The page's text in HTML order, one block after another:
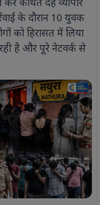
कर कथित देह व्यापार
के दौरान 10 युवक
को हिरासत में लिया
है और पूरे नेटवर्क से